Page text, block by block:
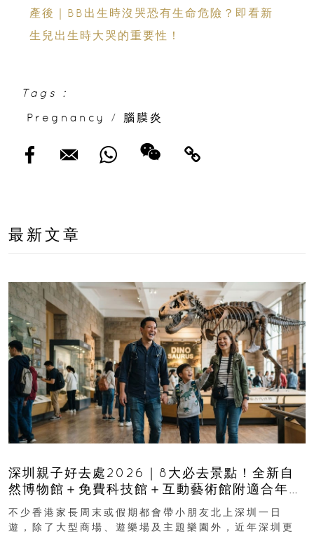
產後｜BB出生時沒哭恐有生命危險？即看新
生兒出生時大哭的重要性！
Tags :
Pregnancy
/ 腦膜炎
最新文章
深圳親子好去處2026｜8大必去景點！全新自
然博物館＋免費科技館＋互動藝術館附適合年
齡、交通、門票、開放時間
不少香港家長周末或假期都會帶小朋友北上深圳一日
遊，除了大型商場、遊樂場及主題樂園外，近年深圳更